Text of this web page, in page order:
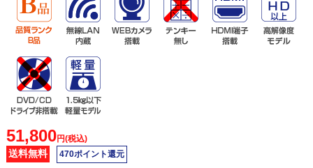
51,800円(税込)
送料無料 470ポイント還元